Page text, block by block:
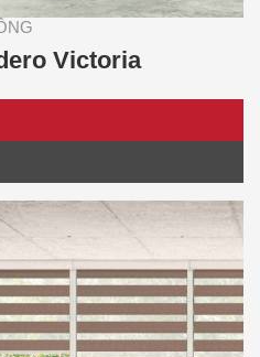
Victoria